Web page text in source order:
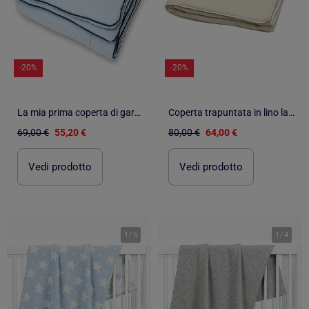
-20%
La mia prima coperta di garza di cotone, jeanne | SEVIRA KIDS
69,00 € 55,20 €
Vedi prodotto
-20%
Coperta trapuntata in lino lavato per bambini | SEVIRA KIDS
80,00 € 64,00 €
Vedi prodotto
1 / 5 1 /4